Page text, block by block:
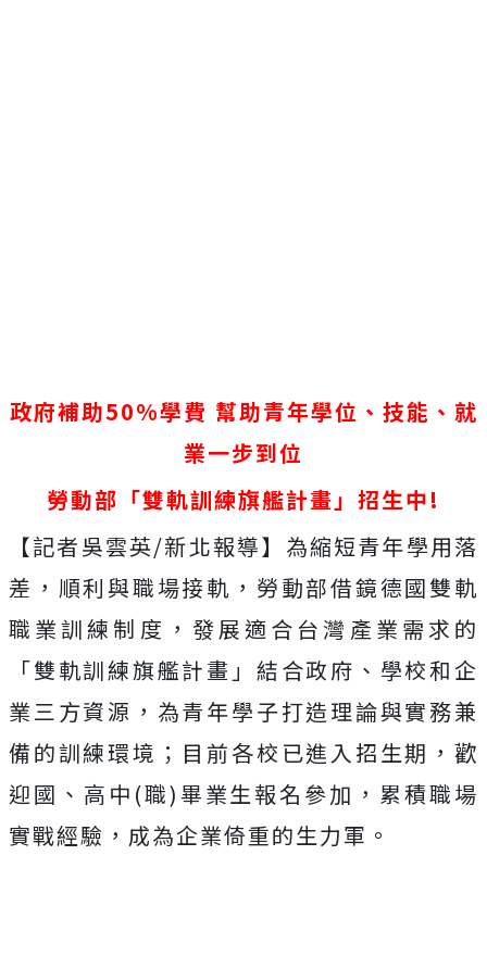
政府補助50%學費 幫助青年學位、技能、就
業一步到位
勞動部「雙軌訓練旗艦計畫」招生中!
【記者吳雲英/新北報導】為縮短青年學用落
差，順利與職場接軌，勞動部借鏡德國雙軌
職業訓練制度，發展適合台灣產業需求的
「雙軌訓練旗艦計畫」結合政府、學校和企
業三方資源，為青年學子打造理論與實務兼
備的訓練環境；目前各校已進入招生期，歡
迎國、高中(職)畢業生報名參加，累積職場
實戰經驗，成為企業倚重的生力軍。